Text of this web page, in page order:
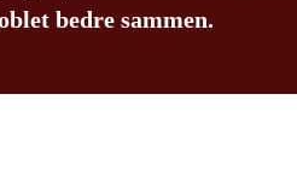
bedre sammen.